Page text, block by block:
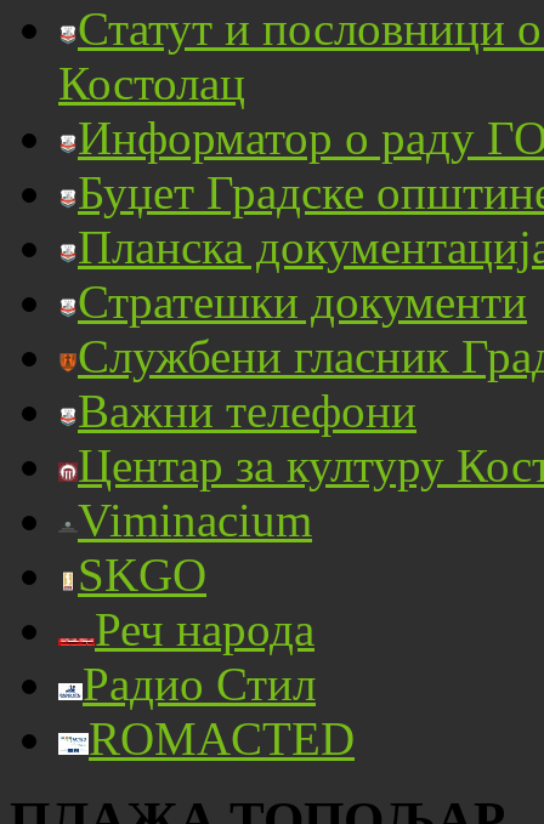
Статут и пословници
Костолац
Информатор о раду
Буџет Градске
Планска
Стратешки документи
Службени гласник
Важни телефони
Центар за културу
Viminacium
SKGO
Реч народа
Радио Стил
ROMACTED